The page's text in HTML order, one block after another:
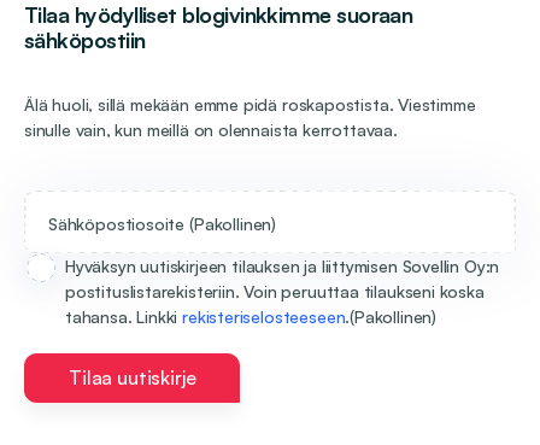
Tilaa hyödylliset blogivinkkimme suoraan
sähköpostiin
Älä huoli, sillä mekään emme pidä roskapostista. Viestimme
sinulle vain, kun meillä on olennaista kerrottavaa.
Sähköpostiosoite (Pakollinen)
Hyväksyn uutiskirjeen tilauksen ja liittymisen Sovellin Oy:n
postituslistarekisteriin. Voin peruuttaa tilaukseni koska
tahansa. Linkkirekisteriselosteeseen.(Pakollinen)
Tilaa uutiskirje